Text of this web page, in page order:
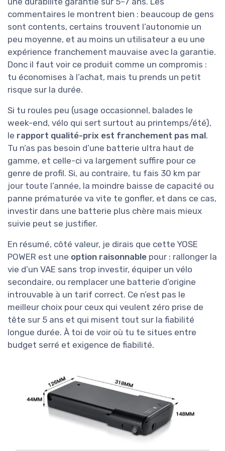
commentaires le montrent bien : beaucoup de gens
sont contents, certains trouvent l’autonomie un
peu moyenne, et au moins un utilisateur a eu une
expérience franchement mauvaise avec la garantie.
Donc il faut voir ce produit comme un compromis :
tu économises à l’achat, mais tu prends un petit
risque sur la durée.
Si tu roules peu (usage occasionnel, balades le
week-end, vélo qui sert surtout au printemps/été),
le rapport qualité-prix est franchement pas mal.
Tu n’as pas besoin d’une batterie ultra haut de
gamme, et celle-ci va largement suffire pour ce
genre de profil. Si, au contraire, tu fais 30 km par
jour toute l’année, la moindre baisse de capacité ou
panne prématurée va vite te gonfler, et dans ce cas,
investir dans une batterie plus chère mais mieux
suivie peut se justifier.
En résumé, côté valeur, je dirais que cette YOSE
POWER est une option raisonnable pour : rallonger la
vie d’un VAE sans trop investir, équiper un vélo
secondaire, ou remplacer une batterie d’origine
introuvable à un tarif correct. Ce n’est pas le
meilleur choix pour ceux qui veulent zéro prise de
tête sur 5 ans et qui misent tout sur la fiabilité
longue durée. À toi de voir où tu te situes entre
budget serré et exigence de fiabilité.